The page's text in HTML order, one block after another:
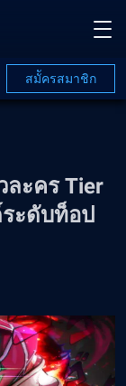
สมััครสมาชิก
ละคร Tier
ะดับท็อป